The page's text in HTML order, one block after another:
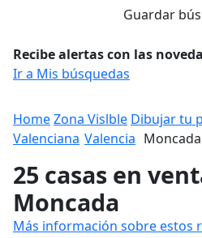
Guardar
Recibe alertas con las
Ir a Mis búsquedas
HomeZona Vislble Dibujar tu
Valenciana Valencia Moncada
25 casas en
Moncada
Más información sobre estos